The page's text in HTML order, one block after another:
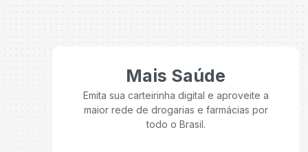
Mais Saúde
Emita sua carteirinha digital e aproveite a
maior rede de drogarias e farmácias por
todo o Brasil.